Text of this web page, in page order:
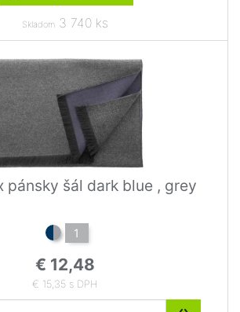
Skladom3 740 ks
pánsky šál dark blue , grey
1
€ 12,48
€ 15,35 s DPH